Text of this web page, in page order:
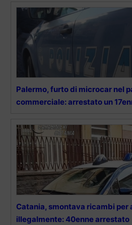
Palermo, furto di microcar nel
commerciale: arrestato un
Catania, smontava ricambi per
illegalmente: 40enne arrestato